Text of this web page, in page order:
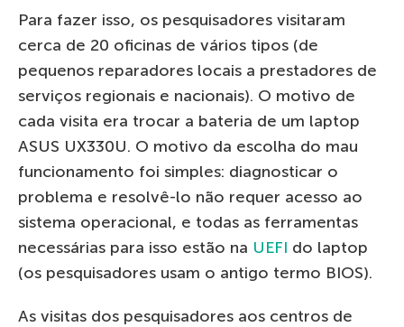
Para fazer isso, os pesquisadores visitaram
cerca de 20 oficinas de vários tipos (de
pequenos reparadores locais a prestadores de
serviços regionais e nacionais). O motivo de
cada visita era trocar a bateria de um laptop
ASUS UX330U. O motivo da escolha do mau
funcionamento foi simples: diagnosticar o
problema e resolvê-lo não requer acesso ao
sistema operacional, e todas as ferramentas
necessárias para isso estão na UEFI do laptop
(os pesquisadores usam o antigo termo BIOS).
As visitas dos pesquisadores aos centros de